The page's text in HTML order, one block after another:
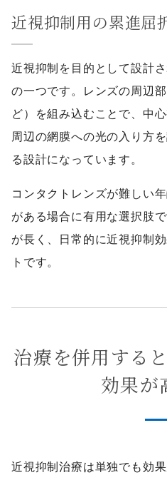
近視抑制用の累進屈
近視抑制を目的として設計
の一つです。レンズの周辺
ど）を組み込むことで、中
周辺の網膜への光の入り方
る設計になっています。
コンタクトレンズが難しい
がある場合に有用な選択肢
が長く、日常的に近視抑制
トです。
治療を併用する
効果が
近視抑制治療は単独でも効